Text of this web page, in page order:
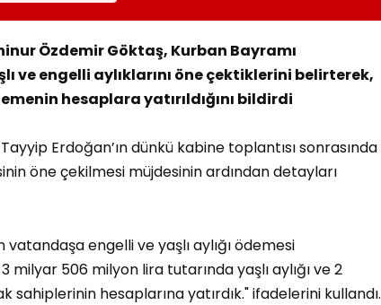
Özdemir Göktaş, Kurban Bayramı
ve engelli aylıklarını öne çektiklerini belirterek,
hesaplara yatırıldığını bildirdi
Erdoğan’ın dünkü kabine toplantısı sonrasında
öne çekilmesi müjdesinin ardından detayları
engelli ve yaşlı aylığı ödemesi
milyar 506 milyon lira tutarında yaşlı aylığı ve 2
sahiplerinin hesaplarına yatırdık." ifadelerini kullandı.